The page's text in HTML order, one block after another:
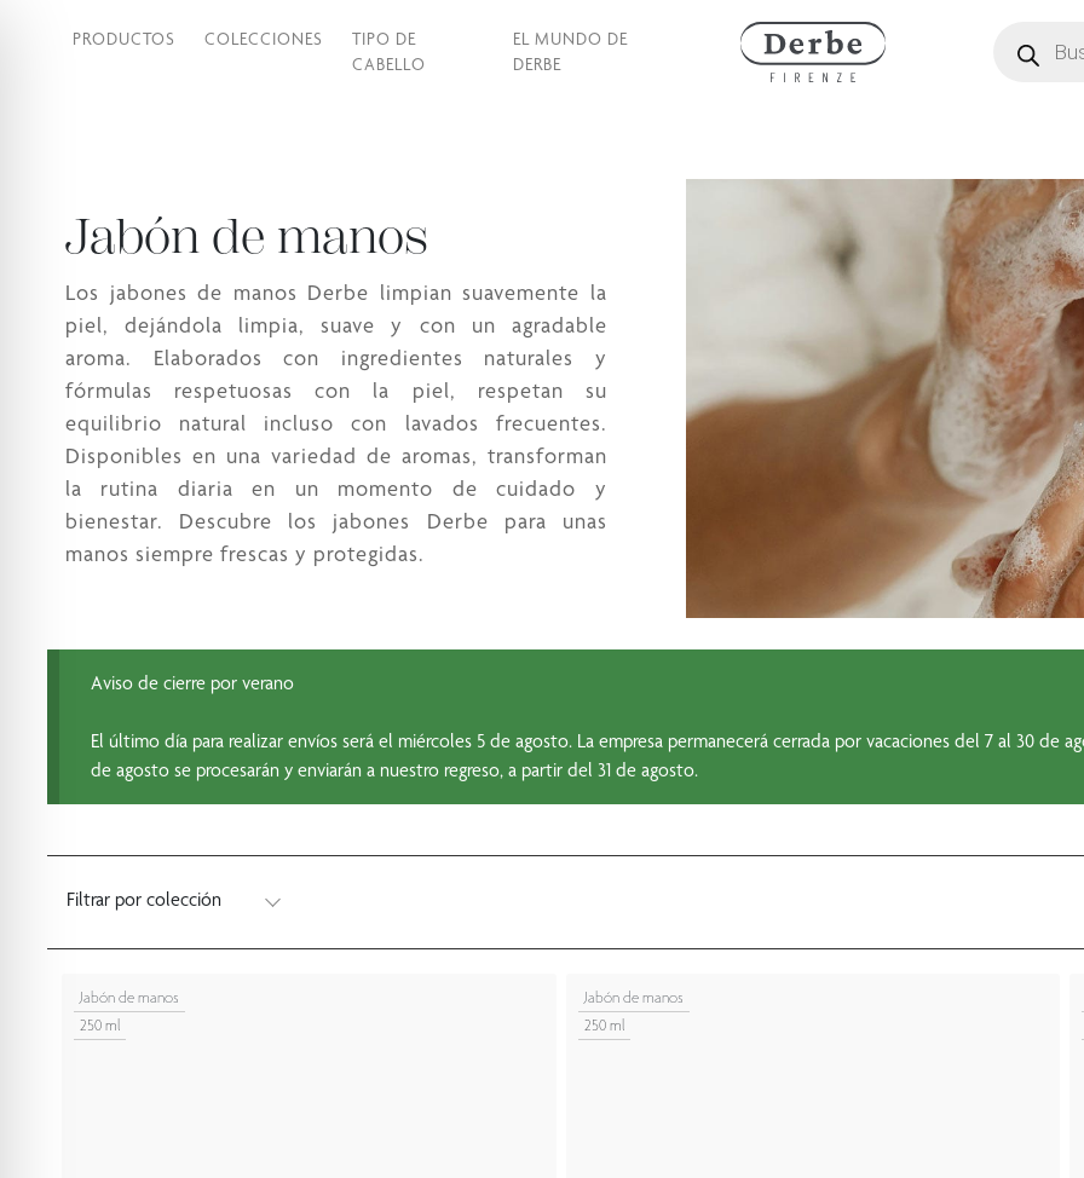
PRODUCTOS COLECCIONES
TIPO DE
CABELLO
EL MUNDO DE
DERBE
Jabón de manos
Los jabones de manos Derbe limpian suavemente la
piel, dejándola limpia, suave y con un agradable
aroma. Elaborados con ingredientes naturales y
fórmulas respetuosas con la piel, respetan su
equilibrio natural incluso con lavados frecuentes.
Disponibles en una variedad de aromas, transforman
la rutina diaria en un momento de cuidado y
bienestar. Descubre los jabones Derbe para unas
manos siempre frescas y protegidas.
Aviso de cierre por verano
El último día para realizar envíos será el miércoles 5 de agosto. La empresa permanecerá cerrada por vacaciones del 7 al 30 de
de agosto se procesarán y enviarán a nuestro regreso, a partir del 31 de agosto.
Filtrar por colección
Jabón de manos
250 ml
Jabón de manos
250 ml